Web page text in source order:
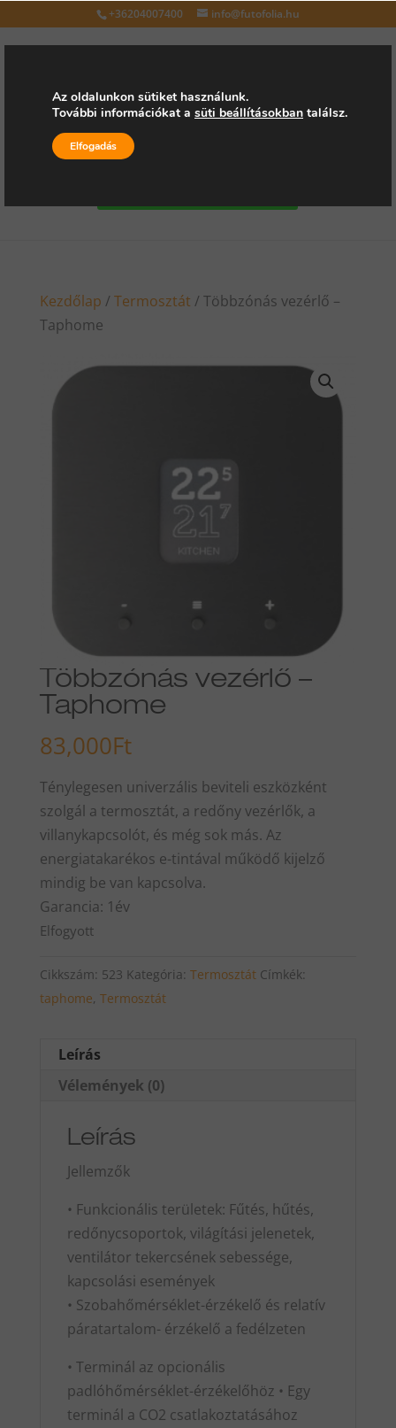
+36204007400 info@futofolia.hu
Válasszon oldalt
Kezdőlap / Termosztát / Többzónás vezérlő –
Taphome
Többzónás vezérlő –
Taphome
83,000Ft
Ténylegesen univerzális beviteli eszközként
szolgál a termosztát, a redőny vezérlők, a
villanykapcsolót, és még sok más. Az
energiatakarékos e-tintával működő kijelző
mindig be van kapcsolva.
Garancia: 1év
Elfogyott
Cikkszám: 523 Kategória: Termosztát Címkék:
taphome, Termosztát
Leírás
Vélemények (0)
Leírás
Jellemzők
• Funkcionális területek: Fűtés, hűtés,
redőnycsoportok, világítási jelenetek,
ventilátor tekercsének sebessége,
kapcsolási események
• Szobahőmérséklet-érzékelő és relatív
páratartalom- érzékelő a fedélzeten
• Terminál az opcionális
padlóhőmérséklet-érzékelőhöz • Egy
terminál a CO2 csatlakoztatásához
Az oldalunkon sütiket használunk.
További információkat a süti beállításokban találsz.
Elfogadás